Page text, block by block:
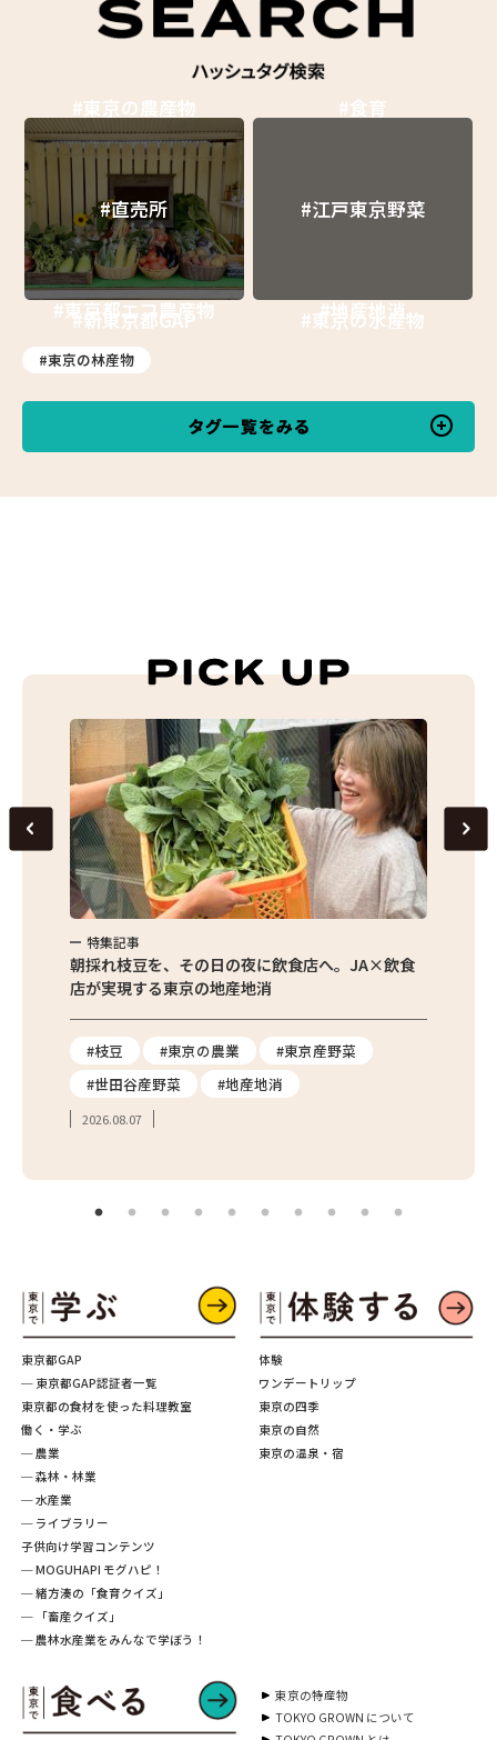
#東京の農産物 #食育
#直売所 #江戸東京野菜
#東京都エコ農産物 #地産地消
#新東京都GAP #東京の水産物
#東京の林産物
特集記事
朝採れ枝豆を、その日の夜に飲食店へ。JA×飲食
店が実現する東京の地産地消
#枝豆 #東京の農業
#東京産野菜
#世田谷産野菜
#地産地消
2026.08.07
東京都GAP
─ 東京都GAP認証者一覧
東京都の食材を使った料理教室
働く・学ぶ
─ 農業
─ 森林・林業
─ 水産業
─ ライブラリー
子供向け学習コンテンツ
─ MOGUHAPI モグハピ！
─ 緒方湊の「食育クイズ」
─ 「畜産クイズ」
─ 農林水産業をみんなで学ぼう！
体験
ワンデートリップ
東京の四季
東京の自然
東京の温泉・宿
東京の特産物
TOKYO GROWN について